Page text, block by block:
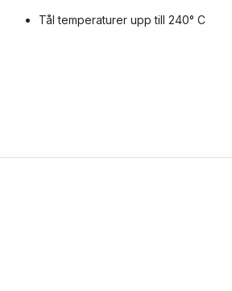
Tål temperaturer upp till 240° C